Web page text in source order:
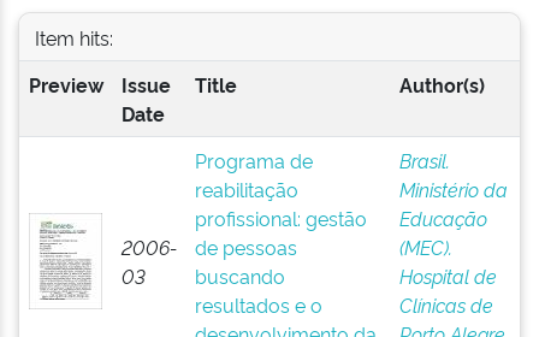
Item hits:
Preview
Issue
Date
Title Author(s)
2006-
03
Programa de
reabilitação
profissional: gestão
de pessoas
buscando
resultados e o
Brasil.
Ministério da
Educação
(MEC).
Hospital de
Clínicas de